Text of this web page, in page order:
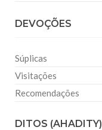
DEVOÇÕES
Súplicas
Visitações
Recomendações
DITOS (AHADITY)